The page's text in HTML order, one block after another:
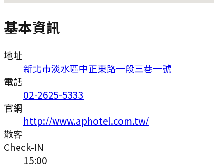
基本資訊
地址
新北市淡水區中正東路一段三巷一號
電話
02-2625-5333
官網
http://www.aphotel.com.tw/
散客
Check-IN
15:00